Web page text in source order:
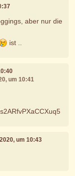
aber nur die
ist ..
um 10:41
um 10:43